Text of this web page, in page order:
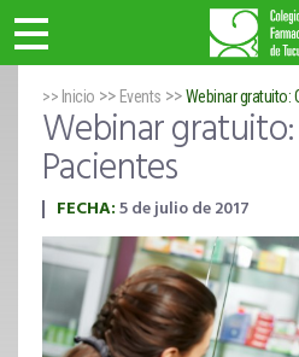
>> Inicio >> Events >>Webinar gratuito:
Webinar
Pacientes
FECHA:5 de julio de 2017